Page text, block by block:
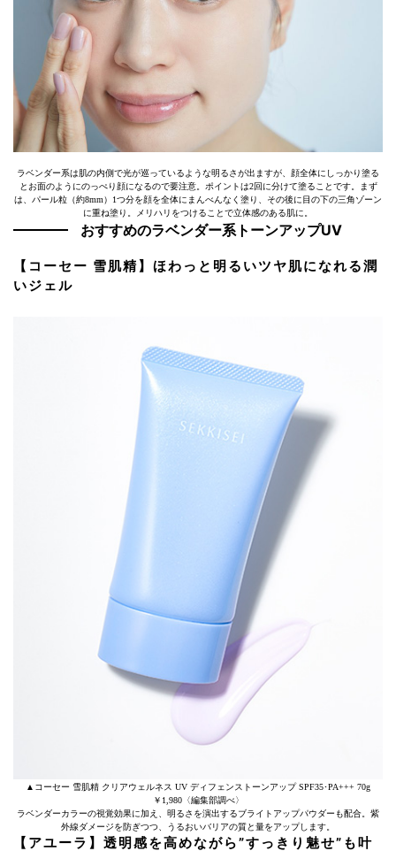
ラベンダー系は肌の内側で光が巡っているような明るさが出ますが、顔全体にしっかり塗る
とお面のようにのっぺり顔になるので要注意。ポイントは2回に分けて塗ることです。まず
は、パール粒（約8mm）1つ分を顔を全体にまんべんなく塗り、その後に目の下の三角ゾーン
に重ね塗り。メリハリをつけることで立体感のある肌に。
おすすめのラベンダー系トーンアップUV
【コーセー 雪肌精】ほわっと明るいツヤ肌になれる潤
いジェル
▲コーセー 雪肌精 クリアウェルネス UV ディフェンストーンアップ SPF35･PA+++ 70g
￥1,980〈編集部調べ〉
ラベンダーカラーの視覚効果に加え、明るさを演出するブライトアップパウダーも配合。紫
外線ダメージを防ぎつつ、うるおいバリアの質と量をアップします。
【アユーラ】透明感を高めながら”すっきり魅せ”も叶